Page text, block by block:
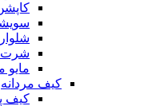
شرت
مایو
کیف مردانه
کیف